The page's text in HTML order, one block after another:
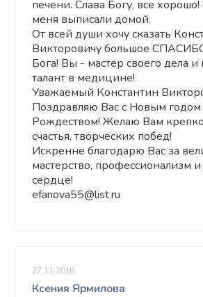
печени. Слава Богу, все
меня выписали домой.
От всей души хочу сказать
Викторовичу большое
Бога! Вы - мастер своего дела
талант в медицине!
Уважаемый Константин
Поздравляю Вас с Новым годом
Рождеством! Желаю Вам
счастья, творческих побед!
Искренне благодарю Вас за
мастерство, профессионализм
сердце!
efanova55@list.ru
27.11.2018
Ксения Ярмилова